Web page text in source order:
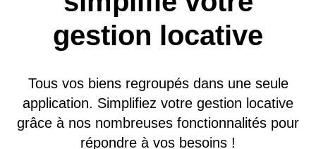
gestion locative
Tous vos biens regroupés dans une seule
application. Simplifiez votre gestion locative
grâce à nos nombreuses fonctionnalités pour
répondre à vos besoins !